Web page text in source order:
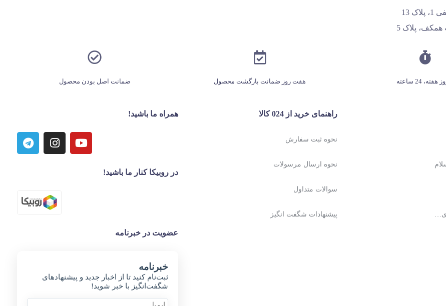
13
پلاک 5
هفت روز ضمانت بازگشت محصول ضمانت اصل بودن محصول
راهنمای خرید از 024 کالا
نحوه ثبت سفارش
نحوه ارسال مرسولات
سوالات متداول
پیشنهادات شگفت انگیز
همراه ما باشید!
در روبیکا کنار ما باشید!
عضویت در خبرنامه
خبر‌نامه
ثبت‌نام کنید تا از اخبار جدید و پیشنهاد‌های
شگفت‌انگیز با خبر شوید!